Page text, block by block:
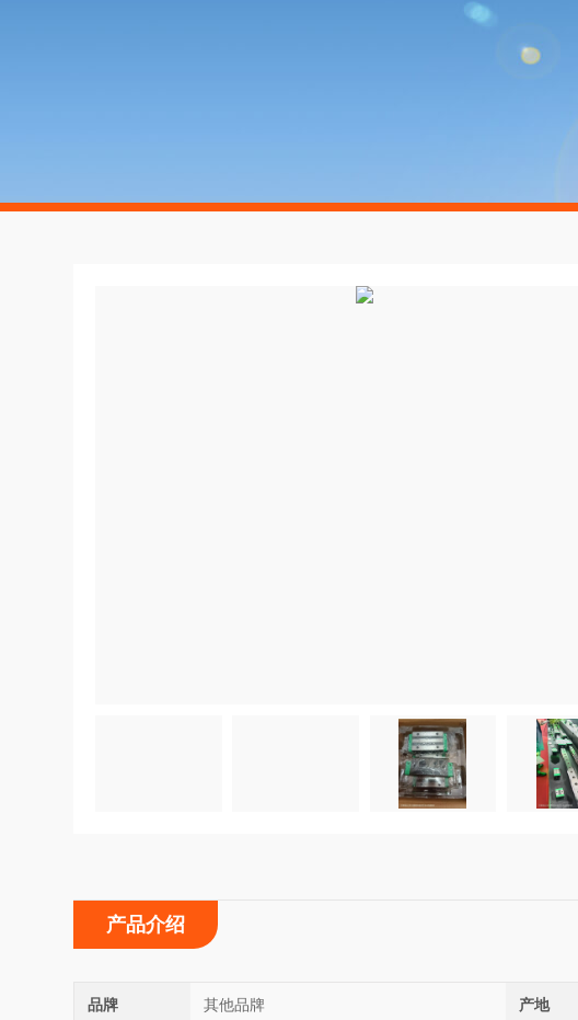
产品介绍
品牌 其他品牌 产地